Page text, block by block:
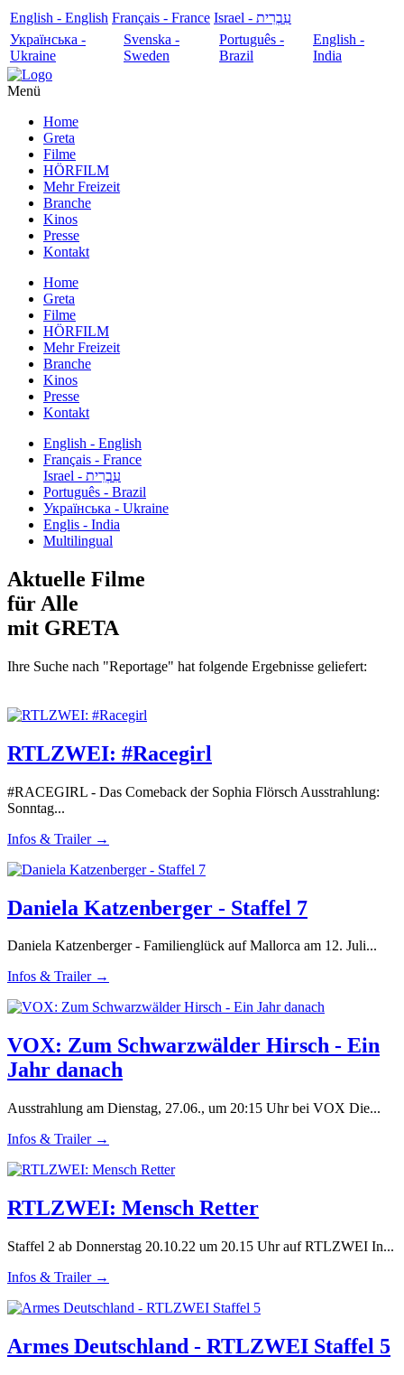
English - English Français - France
עִבְרִית - Israel
Українська -
Ukraine
Svenska -
Sweden
Português -
Brazil
English -
India
Menü
Home
Greta
Filme
HÖRFILM
Mehr Freizeit
Branche
Kinos
Presse
Kontakt
Home
Greta
Filme
HÖRFILM
Mehr Freizeit
Branche
Kinos
Presse
Kontakt
English - English
Français - France
עִבְרִית - Israel
Português - Brazil
Українська - Ukraine
Englis - India
Multilingual
Aktuelle Filme
für Alle
mit GRETA
Ihre Suche nach "Reportage" hat folgende Ergebnisse geliefert:
RTLZWEI: #Racegirl
#RACEGIRL - Das Comeback der Sophia Flörsch Ausstrahlung:
Sonntag...
Infos & Trailer →
Daniela Katzenberger - Staffel 7
Daniela Katzenberger - Familienglück auf Mallorca am 12. Juli...
Infos & Trailer →
VOX: Zum Schwarzwälder Hirsch - Ein
Jahr danach
Ausstrahlung am Dienstag, 27.06., um 20:15 Uhr bei VOX Die...
Infos & Trailer →
RTLZWEI: Mensch Retter
Staffel 2 ab Donnerstag 20.10.22 um 20.15 Uhr auf RTLZWEI In...
Infos & Trailer →
Armes Deutschland - RTLZWEI Staffel 5